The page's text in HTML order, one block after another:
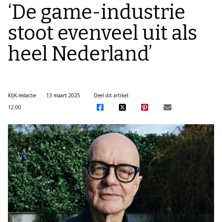
‘De game-industrie
stoot evenveel uit als
heel Nederland’
KIJK-redactie
13 maart 2025
12:00
Deel dit artikel: